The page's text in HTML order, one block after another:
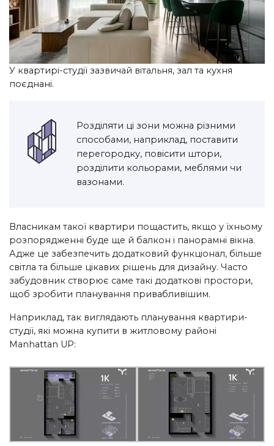
У квартирі-студії зазвичай вітальня, зал та кухня
поєднані.
Розділяти ці зони можна різними
способами, наприклад, поставити
перегородку, повісити штори,
розділити кольорами, меблями чи
вазонами.
Власникам такої квартири пощастить, якщо у їхньому
розпорядженні буде ще й балкон і панорамні вікна.
Адже це забезпечить додатковий функціонал, більше
світла та більше цікавих рішень для дизайну. Часто
забудовник створює саме такі додаткові простори,
щоб зробити планування привабливішим.
Наприклад, так виглядають планування квартири-
студії, які можна купити в житловому районі
Manhattan UP: